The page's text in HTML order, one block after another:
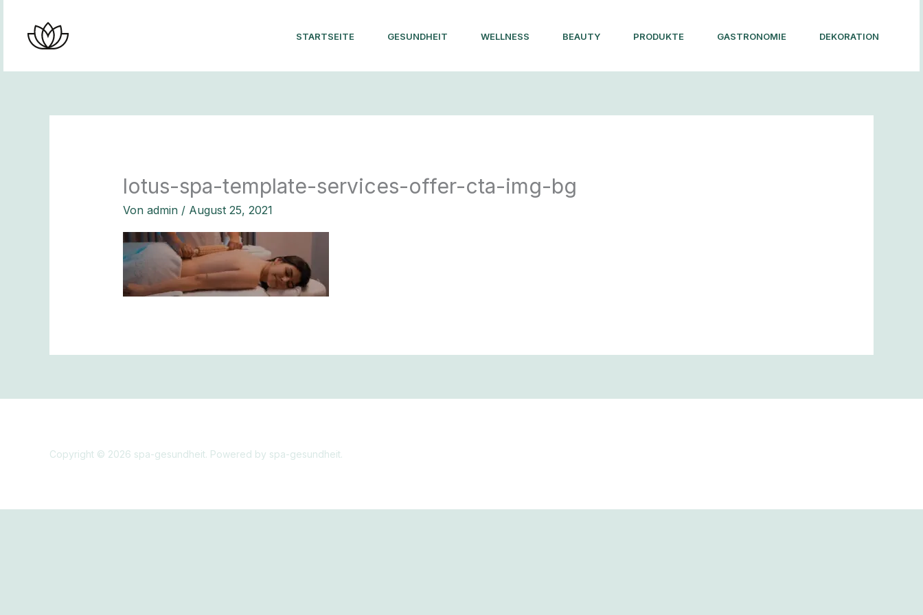
springen
STARTSEITE GESUNDHEIT WELLNESS BEAUTY PRODUKTE GASTRONOMIE DEKORATION
lotus-spa-template-services-offer-cta-img-bg
Von admin / August 25, 2021
Copyright © 2026 spa-gesundheit. Powered by spa-gesundheit.